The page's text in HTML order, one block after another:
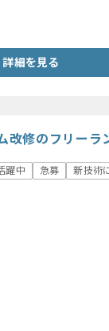
詳細を見る
改修のフリーラ
躍中 急募 新技術